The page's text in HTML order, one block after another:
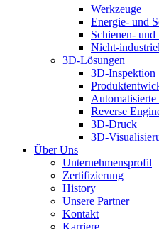
Werkzeuge
Energie- und
Schienen-
Nicht-
3D-Lösungen
3D-Inspektion
Reverse
3D-Druck
3D-
Über Uns
Unternehmensprofil
Zertifizierung
History
Unsere Partner
Kontakt
Karriere